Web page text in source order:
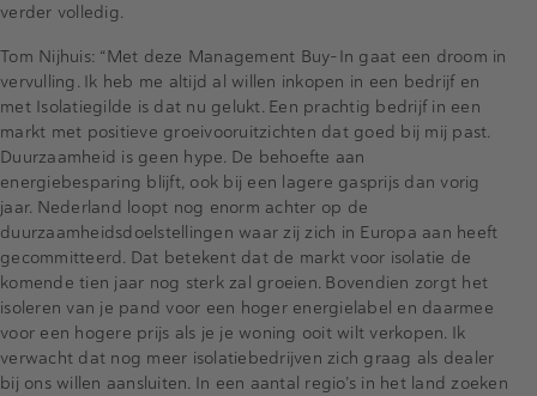
verder volledig.
Tom Nijhuis: “Met deze Management Buy-In gaat een droom in
vervulling. Ik heb me altijd al willen inkopen in een bedrijf en
met Isolatiegilde is dat nu gelukt. Een prachtig bedrijf in een
markt met positieve groeivooruitzichten dat goed bij mij past.
Duurzaamheid is geen hype. De behoefte aan
energiebesparing blijft, ook bij een lagere gasprijs dan vorig
jaar. Nederland loopt nog enorm achter op de
duurzaamheidsdoelstellingen waar zij zich in Europa aan heeft
gecommitteerd. Dat betekent dat de markt voor isolatie de
komende tien jaar nog sterk zal groeien. Bovendien zorgt het
isoleren van je pand voor een hoger energielabel en daarmee
voor een hogere prijs als je je woning ooit wilt verkopen. Ik
verwacht dat nog meer isolatiebedrijven zich graag als dealer
bij ons willen aansluiten. In een aantal regio’s in het land zoeken